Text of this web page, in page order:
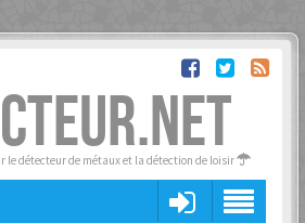
le détecteur de métaux et la détection de loisir